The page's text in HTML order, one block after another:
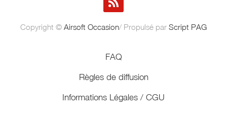
Copyright © Airsoft Occasion/ Propulsé par Script PAG
FAQ
Règles de diffusion
Informations Légales / CGU